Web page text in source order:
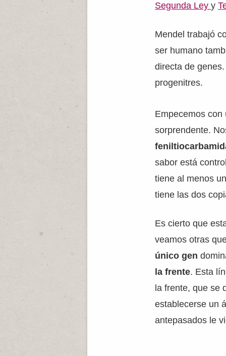
Segunda Leyy
Mendel trabajó
ser humano
directa de
progenitres.
Empecemos
sorprendente.
sabor está
tiene al menos
tiene las dos
Es cierto que
veamos otras
único gen
la frente. Esta
la frente, que se
establecerse un
antepasados le